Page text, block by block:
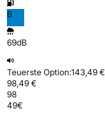
B
69dB
Teuerste Option:143,49 €
98,49 €
98
49€